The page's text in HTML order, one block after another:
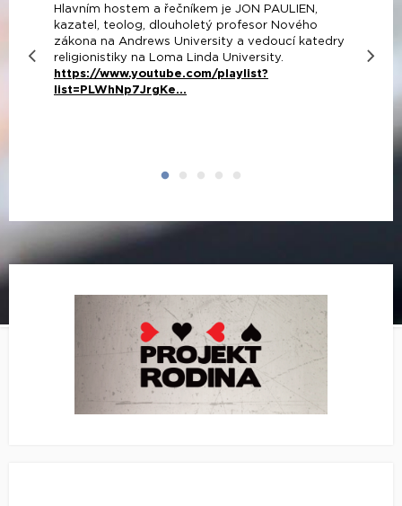
Hlavním hostem a řečníkem je JON PAULIEN,
kazatel, teolog, dlouholetý profesor Nového
zákona na Andrews University a vedoucí katedry
religionistiky na Loma Linda University.
https://www.youtube.com/playlist?
list=PLWhNp7JrgKe...